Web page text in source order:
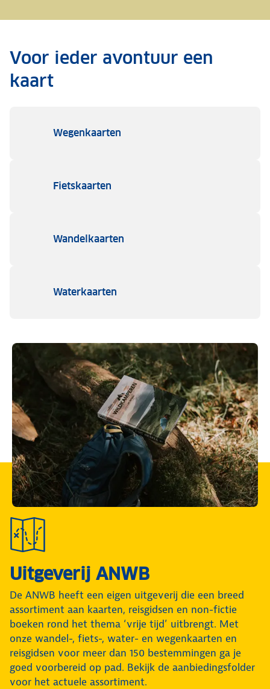
Voor ieder avontuur een
kaart
Wegenkaarten
Fietskaarten
Wandelkaarten
Waterkaarten
Uitgeverij ANWB
De ANWB heeft een eigen uitgeverij die een breed
assortiment aan kaarten, reisgidsen en non-fictie
boeken rond het thema ‘vrije tijd’ uitbrengt. Met
onze wandel-, fiets-, water- en wegenkaarten en
reisgidsen voor meer dan 150 bestemmingen ga je
goed voorbereid op pad. Bekijk de aanbiedingsfolder
voor het actuele assortiment.